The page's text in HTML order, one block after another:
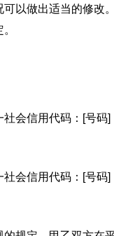
以做出适当的修改
会信用代码：[号码]
会信用代码：[号码]